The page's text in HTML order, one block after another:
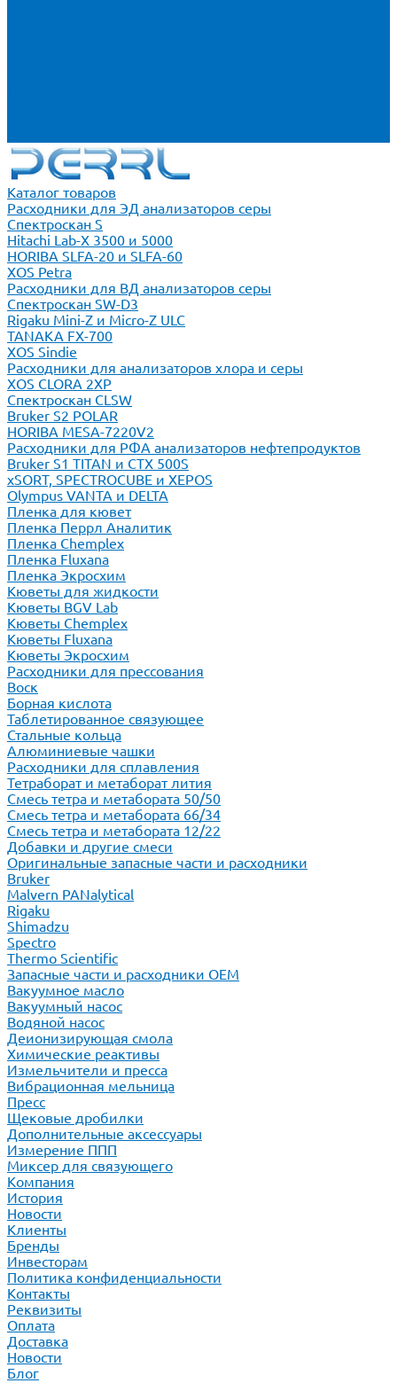
Каталог товаров
Расходники для ЭД анализаторов серы
Спектроскан S
Hitachi Lab-X 3500 и 5000
HORIBA SLFA-20 и SLFA-60
XOS Petra
Расходники для ВД анализаторов серы
Спектроскан SW-D3
Rigaku Mini-Z и Micro-Z ULC
TANAKA FX-700
XOS Sindie
Расходники для анализаторов хлора и серы
XOS CLORA 2XP
Спектроскан CLSW
Bruker S2 POLAR
HORIBA MESA-7220V2
Расходники для РФА анализаторов нефтепродуктов
Bruker S1 TITAN и CTX 500S
xSORT, SPECTROCUBE и XEPOS
Olympus VANTA и DELTA
Пленка для кювет
Пленка Перрл Аналитик
Пленка Chemplex
Пленка Fluxana
Пленка Экросхим
Кюветы для жидкости
Кюветы BGV Lab
Кюветы Chemplex
Кюветы Fluxana
Кюветы Экросхим
Расходники для прессования
Воск
Борная кислота
Таблетированное связующее
Стальные кольца
Алюминиевые чашки
Расходники для сплавления
Тетраборат и метаборат лития
Смесь тетра и метабората 50/50
Смесь тетра и метабората 66/34
Смесь тетра и метабората 12/22
Добавки и другие смеси
Оригинальные запасные части и расходники
Bruker
Malvern PANalytical
Rigaku
Shimadzu
Spectro
Thermo Scientific
Запасные части и расходники ОЕМ
Вакуумное масло
Вакуумный насос
Водяной насос
Деионизирующая смола
Химические реактивы
Измельчители и пресса
Вибрационная мельница
Пресс
Щековые дробилки
Дополнительные аксессуары
Измерение ППП
Миксер для связующего
Компания
История
Новости
Клиенты
Бренды
Инвесторам
Политика конфиденциальности
Контакты
Реквизиты
Оплата
Доставка
Новости
Блог